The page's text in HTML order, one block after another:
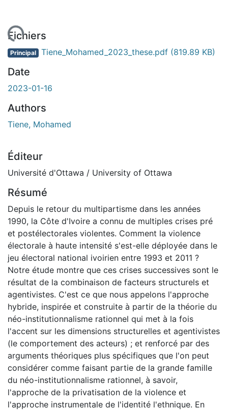
Fichiers
Principal Tiene_Mohamed_2023_these.pdf (819.89 KB)
Date
2023-01-16
Authors
Tiene, Mohamed
Éditeur
Université d'Ottawa / University of Ottawa
Résumé
Depuis le retour du multipartisme dans les années
1990, la Côte d'Ivoire a connu de multiples crises pré
et postélectorales violentes. Comment la violence
électorale à haute intensité s'est-elle déployée dans le
jeu électoral national ivoirien entre 1993 et 2011 ?
Notre étude montre que ces crises successives sont le
résultat de la combinaison de facteurs structurels et
agentivistes. C'est ce que nous appelons l'approche
hybride, inspirée et construite à partir de la théorie du
néo-institutionnalisme rationnel qui met à la fois
l'accent sur les dimensions structurelles et agentivistes
(le comportement des acteurs) ; et renforcé par des
arguments théoriques plus spécifiques que l'on peut
considérer comme faisant partie de la grande famille
du néo-institutionnalisme rationnel, à savoir,
l'approche de la privatisation de la violence et
l'approche instrumentale de l'identité l'ethnique. En